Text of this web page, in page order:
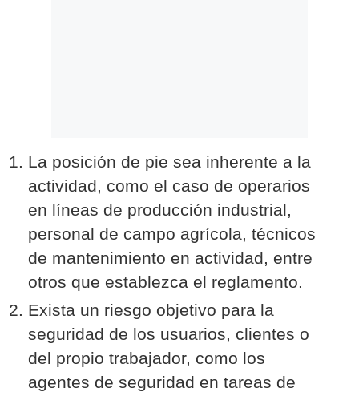
La posición de pie sea inherente a la
actividad, como el caso de operarios
en líneas de producción industrial,
personal de campo agrícola, técnicos
de mantenimiento en actividad, entre
otros que establezca el reglamento.
Exista un riesgo objetivo para la
seguridad de los usuarios, clientes o
del propio trabajador, como los
agentes de seguridad en tareas de